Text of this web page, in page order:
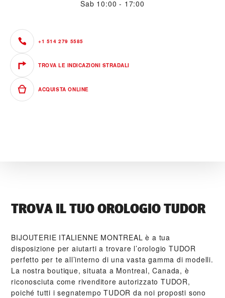
Sab 10:00 - 17:00
+1 514 279 5585
TROVA LE INDICAZIONI STRADALI
ACQUISTA ONLINE
TROVA IL TUO OROLOGIO TUDOR
‭BIJOUTERIE ITALIENNE MONTREAL‬ è a tua
disposizione per aiutarti a trovare l’orologio TUDOR
perfetto per te all’interno di una vasta gamma di modelli.
La nostra boutique, situata a Montreal, Canada, è
riconosciuta come rivenditore autorizzato TUDOR,
poiché tutti i segnatempo TUDOR da noi proposti sono